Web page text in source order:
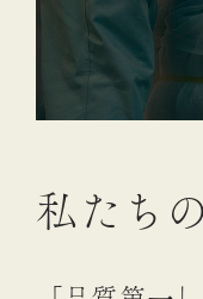
私 た ち の